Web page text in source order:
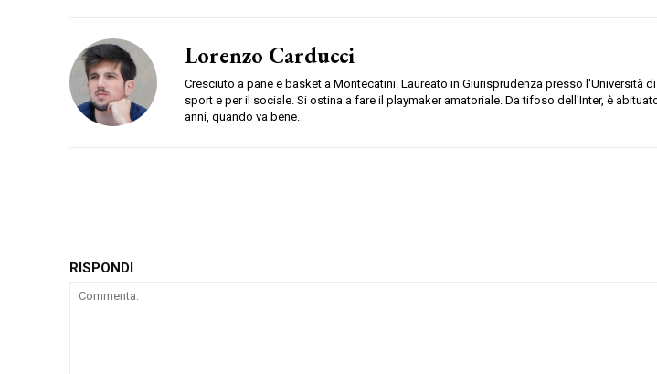
Lorenzo Carducci
Cresciuto a pane e basket a Montecatini. Laureato in Giurisprudenza presso l'Università
sport e per il sociale. Si ostina a fare il playmaker amatoriale. Da tifoso dell'Inter, è
anni, quando va bene.
RISPONDI